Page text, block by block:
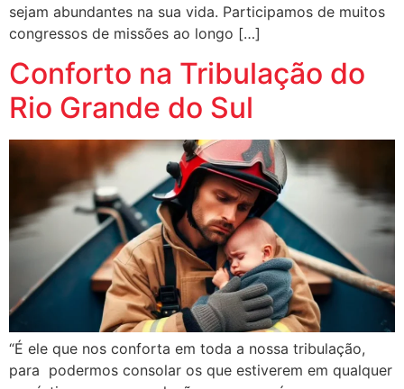
sejam abundantes na sua vida. Participamos de muitos
congressos de missões ao longo […]
Conforto na Tribulação do
Rio Grande do Sul
“É ele que nos conforta em toda a nossa tribulação,
para podermos consolar os que estiverem em qualquer